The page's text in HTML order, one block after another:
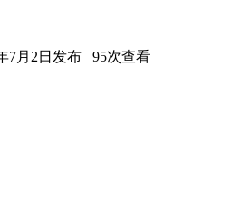
7月2日发布 95次查看